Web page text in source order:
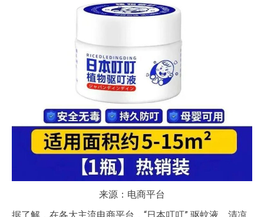
来源：电商平台
据了解，在各大主流电商平台，“日本叮叮” 驱蚊液、清凉